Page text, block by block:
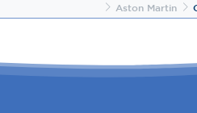
InicioAston Martin